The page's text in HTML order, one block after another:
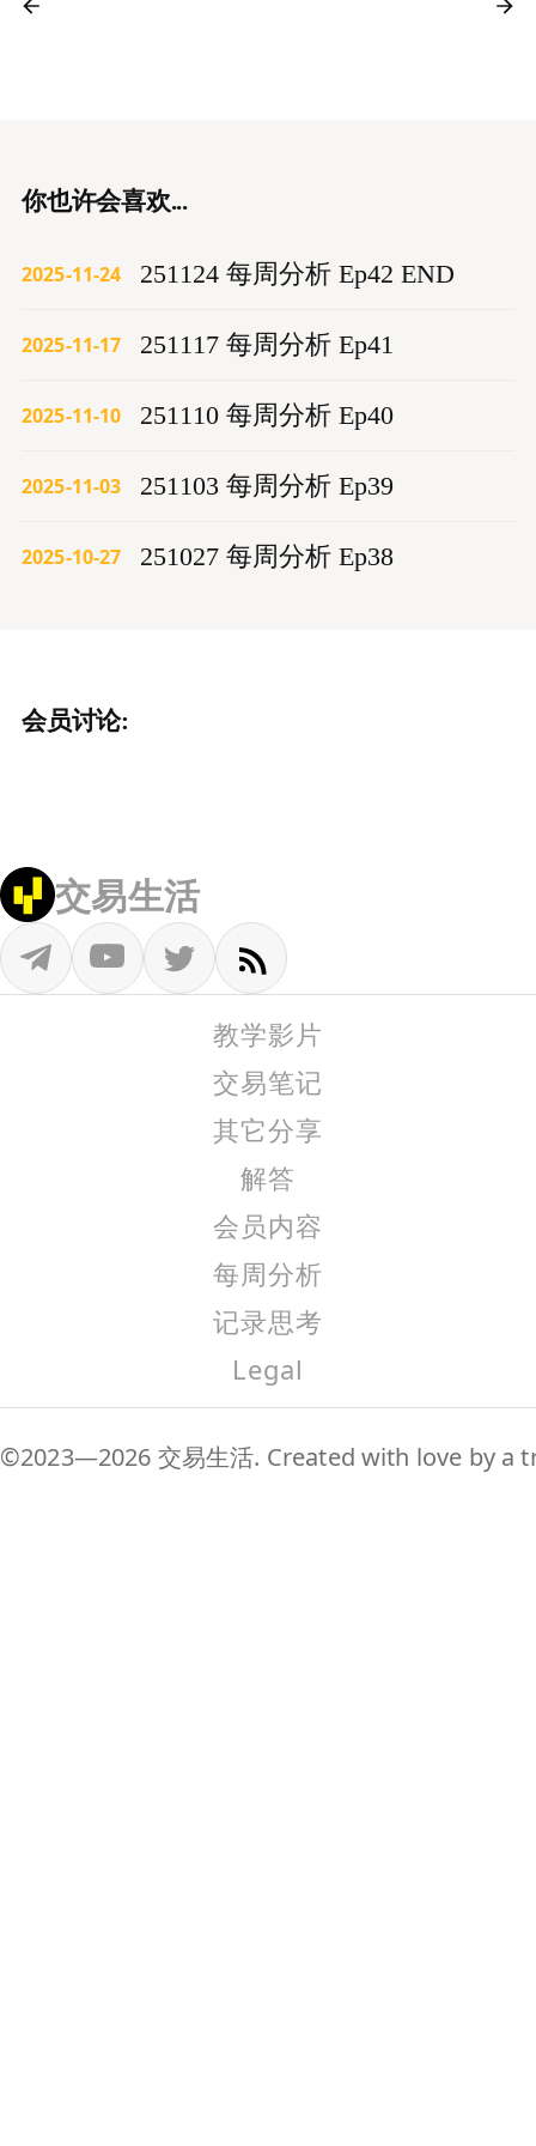
你也许会喜欢...
2025-11-24 251124 每周分析 Ep42 END
2025-11-17 251117 每周分析 Ep41
2025-11-10 251110 每周分析 Ep40
2025-11-03 251103 每周分析 Ep39
2025-10-27 251027 每周分析 Ep38
会员讨论:
交易生活
教学影片
交易笔记
其它分享
解答
会员内容
每周分析
记录思考
Legal
©2023—2026 交易生活. Created with love by a